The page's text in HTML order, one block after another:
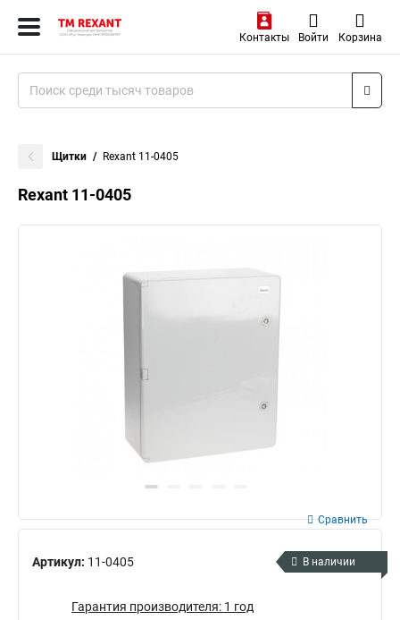
Контакты Войти Корзина
Щитки Rexant 11-0405
Rexant 11-0405
Артикул: 11-0405
Сравнить
В наличии
Гарантия производителя: 1 год